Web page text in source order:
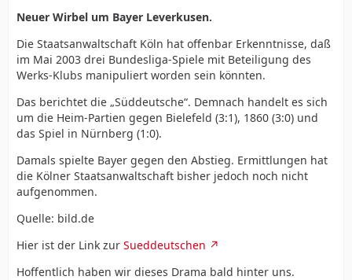
Neuer Wirbel um Bayer Leverkusen.
Die Staatsanwaltschaft Köln hat offenbar Erkenntnisse, daß
im Mai 2003 drei Bundesliga-Spiele mit Beteiligung des
Werks-Klubs manipuliert worden sein könnten.
Das berichtet die „Süddeutsche“. Demnach handelt es sich
um die Heim-Partien gegen Bielefeld (3:1), 1860 (3:0) und
das Spiel in Nürnberg (1:0).
Damals spielte Bayer gegen den Abstieg. Ermittlungen hat
die Kölner Staatsanwaltschaft bisher jedoch noch nicht
aufgenommen.
Quelle: bild.de
Hier ist der Link zur Sueddeutschen
Hoffentlich haben wir dieses Drama bald hinter uns.